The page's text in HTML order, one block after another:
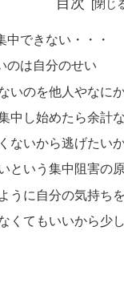
目次
中できない・・・
のは自分のせい
いのを他人やなに
中し始めたら余計
ないから逃げたい
という集中阻害の
うに自分の気持ち
くてもいいから少